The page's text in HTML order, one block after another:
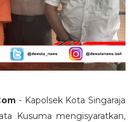
- Kapolsek Kota Singaraja
Kusuma mengisyaratkan,